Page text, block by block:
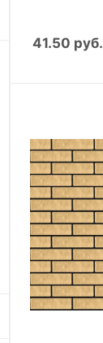
41.50 руб.